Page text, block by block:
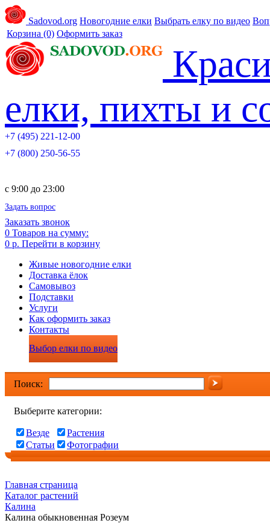
Sadovod.org Новогодние елки Выбрать елку по видео
Корзина (0) Оформить заказ
елки, пихты и
+7 (495) 221-12-00
+7 (800) 250-56-55
c 9:00 до 23:00
Задать вопрос
Заказать звонок
0 Товаров на сумму:
0 р. Перейти в корзину
Живые новогодние елки
Доставка ёлок
Самовывоз
Подставки
Услуги
Как оформить заказ
Контакты
Выбор елки по видео
Поиск:
Выберите категории:
Везде
Растения
Статьи
Фотографии
Главная страница
Каталог растений
Калина
Калина обыкновенная Розеум